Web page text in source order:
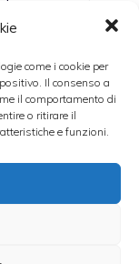
come i cookie per
Il consenso a
il comportamento di
o ritirare il
e funzioni.
un regime
pena
di reperire
dovrebbe